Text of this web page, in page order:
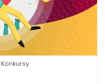
Konkursy